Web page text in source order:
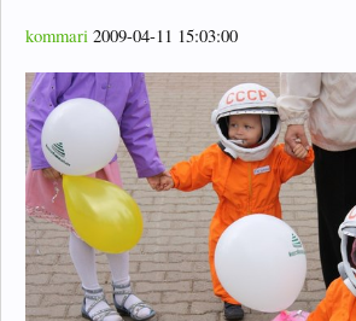
kommari 2009-04-11 15:03:00